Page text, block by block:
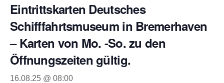
Eintrittskarten Deutsches
Schifffahrtsmuseum in Bremerhaven
– Karten von Mo. -So. zu den
Öffnungszeiten gültig.
16.08.25 @ 08:00